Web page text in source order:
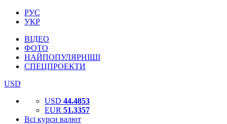
РУС
УКР
ВІДЕО
ФОТО
НАЙПОПУЛЯРНІШІ
СПЕЦПРОЕКТИ
USD
USD 44.4853
EUR 51.3357
Всі курси валют